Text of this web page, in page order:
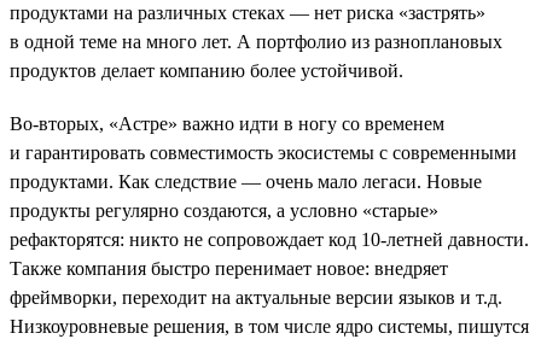
продуктами на различных стеках — нет риска «застрять»
в одной теме на много лет. А портфолио из разноплановых
продуктов делает компанию более устойчивой.
Во-вторых, «Астре» важно идти в ногу со временем
и гарантировать совместимость экосистемы с современными
продуктами. Как следствие — очень мало легаси. Новые
продукты регулярно создаются, а условно «старые»
рефакторятся: никто не сопровождает код 10-летней давности.
Также компания быстро перенимает новое: внедряет
фреймворки, переходит на актуальные версии языков и т.д.
Низкоуровневые решения, в том числе ядро системы, пишутся